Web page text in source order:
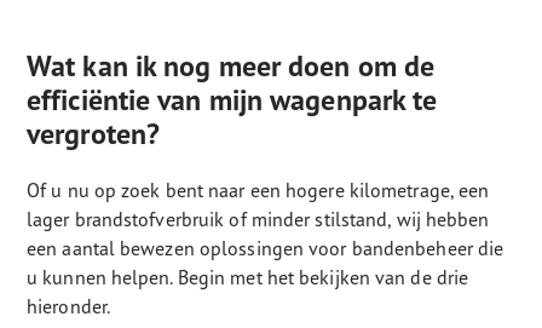
Wat kan ik nog meer doen om de
efficiëntie van mijn wagenpark te
vergroten?
Of u nu op zoek bent naar een hogere kilometrage, een
lager brandstofverbruik of minder stilstand, wij hebben
een aantal bewezen oplossingen voor bandenbeheer die
u kunnen helpen. Begin met het bekijken van de drie
hieronder.